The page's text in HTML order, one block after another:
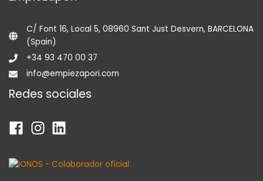
C/ Font 16, Local 5, 08960 Sant Just Desvern, BARCELONA
(Spain)
+34 93 470 00 37
info@empiezapori.com
Redes sociales